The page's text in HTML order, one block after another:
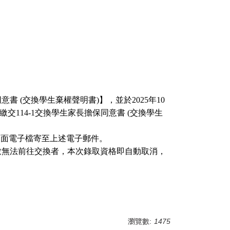
書 (交換學生棄權聲明書)】，並於2025年10
交114-1交換學生家長擔保同意書 (交換學生
電子檔寄至上述電子郵件。
法前往交換者，本次錄取資格即自動取消，
瀏覽數: 1475